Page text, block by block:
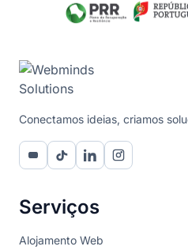
Conectamos ideias, criamos
Serviços
Alojamento Web